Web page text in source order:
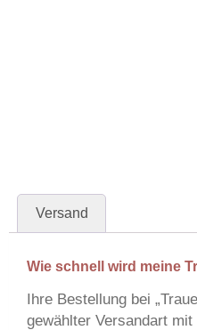
Versand
Wie schnell wird meine
Ihre Bestellung bei
gewählter Versandart mit